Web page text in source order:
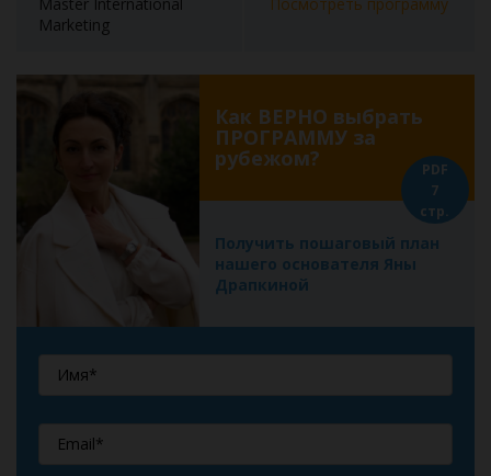
Marketing
Как ВЕРНО выбрать
ПРОГРАММУ за
рубежом?
Получить пошаговый план
нашего основателя Яны
Драпкиной
PDF
7
стр.